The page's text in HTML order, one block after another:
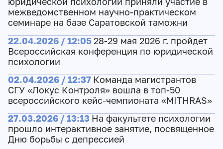
межведомственном научно-практическом
семинаре на базе Саратовской таможни
22.04.2026 / 12:0528-29 мая 2026 г. пройдет
Всероссийская конференция по юридической
психологии
02.04.2026 / 12:37 Команда магистрантов
СГУ «Локус Контроля» вошла в топ-50
всероссийского кейс-чемпионата «MITHRAS»
27.03.2026 / 13:13 На факультете психологии
прошло интерактивное занятие, посвященное
Дню борьбы с депрессией